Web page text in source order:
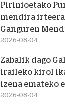
Pirinioetako
mendira
Ganguren
2026-08-04
Zabalik dago
iraileko kirol
izena emateko
2026-08-04